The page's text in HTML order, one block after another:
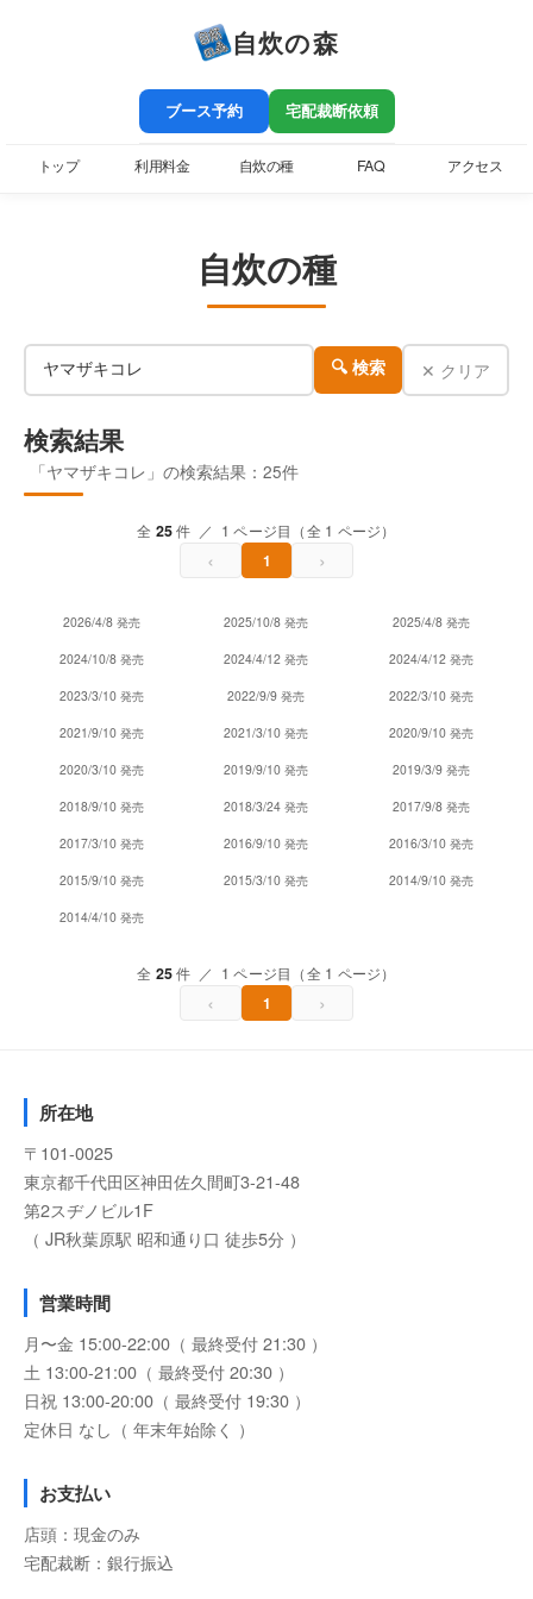
自炊の森
ブース予約 宅配裁断依頼
トップ 利用料金 自炊の種 FAQ アクセス
自炊の種
🔍 検索 ✕ クリア
検索結果
「ヤマザキコレ」の検索結果：25件
全 25件 ／ 1 ページ目（全 1 ページ）
‹ 1 ›
2026/4/8 発売 2025/10/8 発売 2025/4/8 発売
2024/10/8 発売 2024/4/12 発売 2024/4/12 発売
2023/3/10 発売 2022/9/9 発売 2022/3/10 発売
2021/9/10 発売 2021/3/10 発売 2020/9/10 発売
2020/3/10 発売 2019/9/10 発売 2019/3/9 発売
2018/9/10 発売 2018/3/24 発売 2017/9/8 発売
2017/3/10 発売 2016/9/10 発売 2016/3/10 発売
2015/9/10 発売 2015/3/10 発売 2014/9/10 発売
2014/4/10 発売
全 25件 ／ 1 ページ目（全 1 ページ）
‹ 1 ›
所在地
〒101-0025
東京都千代田区神田佐久間町3-21-48
第2スヂノビル1F
（ JR秋葉原駅 昭和通り口 徒歩5分 ）
営業時間
月〜金 15:00-22:00（ 最終受付 21:30 ）
土 13:00-21:00（ 最終受付 20:30 ）
日祝 13:00-20:00（ 最終受付 19:30 ）
定休日 なし（ 年末年始除く ）
お支払い
店頭：現金のみ
宅配裁断：銀行振込